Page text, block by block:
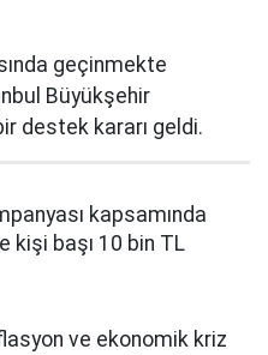
geçinmekte
Büyükşehir
destek kararı geldi.
kapsamında
kişi başı 10 bin TL
ve ekonomik kriz